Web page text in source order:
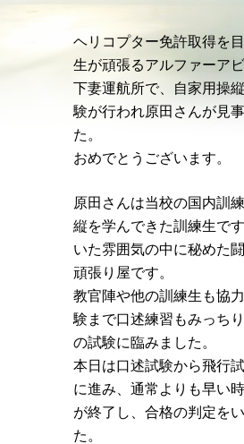
ヘリコプター免許取得を
生が頑張るアルファーア
下妻運航所で、自家用操
験が行われ原田さんが見
た。
おめでとうございます。
原田さんは当校の国内訓
縦を学んできた訓練生で
いた雰囲気の中に秘めた
頑張り屋です。
教官陣や他の訓練生も協
験まで口述練習もみっち
の試験に臨みました。
本日は口述試験から飛行
に進み、通常よりも早い
が終了し、合格の判定を
た。